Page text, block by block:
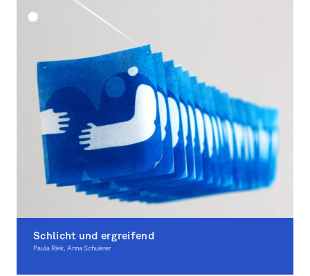
Schlicht und ergreifend
Paula Riek, Anna Schuierer